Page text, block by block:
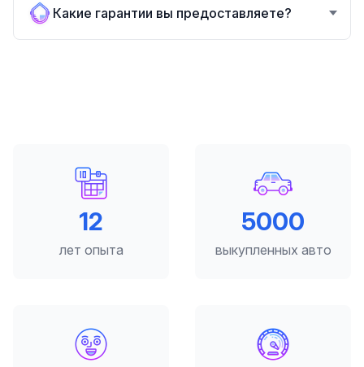
Какие гарантии вы предоставляете?
12
лет опыта
5000
выкупленных авто